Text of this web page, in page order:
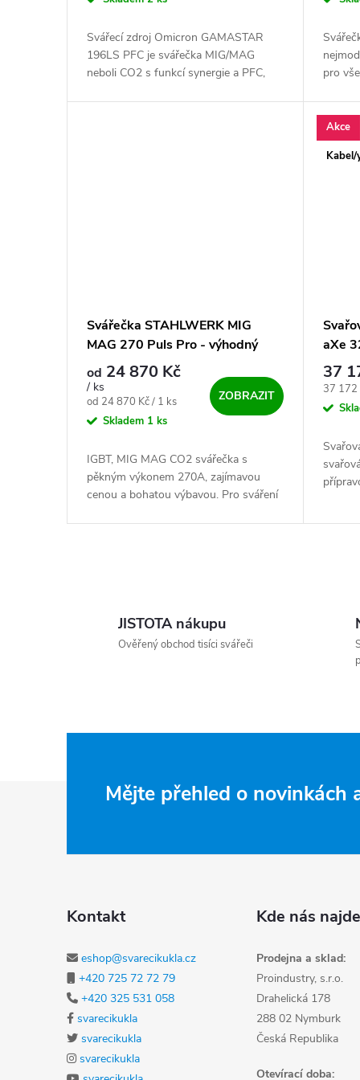
Svářecí zdroj Omicron GAMASTAR
196LS PFC je svářečka MIG/MAG
neboli CO2 s funkcí synergie a PFC,
pro
Svářečka STAHLWERK MIG
MAG 270 Puls Pro - výhodný
SET
od 24 870 Kč
/ ks
Měrná cena:
od 24 870 Kč / 1 ks
Skladem 1 ks
ZOBRAZIT
IGBT, MIG MAG CO2 svářečka s
pěkným výkonem 270A, zajímavou
cenou a bohatou výbavou. Pro sváření
Akce
Kabel/
aXe
37
Měrná
37 172
JISTOTA nákupu
Ověřený obchod tisíci svářeči
Mějte přehled o novinkách
Kontakt
eshop@svarecikukla.cz
+420 725 72 72 79
+420 325 531 058
svarecikukla
svarecikukla
svarecikukla
Kde nás
Prodejna a sklad:
Proindustry, s.r.o.
Drahelická 178
288 02 Nymburk
Česká Republika
Otevírací doba: